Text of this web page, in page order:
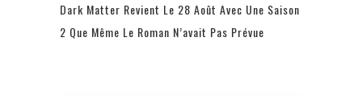
Dark Matter Revient Le 28 Août Avec Une Saison
2 Que Même Le Roman N’avait Pas Prévue